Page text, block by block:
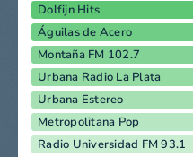
Dolfijn Hits
Águilas de Acero
Montaña FM 102.7
Urbana Radio La Plata
Urbana Estereo
Metropolitana Pop
Radio Universidad FM 93.1